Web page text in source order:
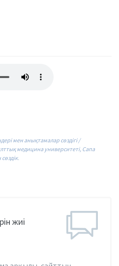
мен анықтамалар сөздігі /
медицина университеті, Сапа
жиі